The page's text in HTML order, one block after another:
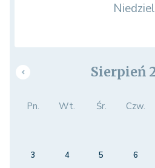
Sierpień
Pn. Wt. Śr. Czw.
3
4 5 6